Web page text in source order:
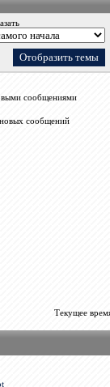
сообщениями
сообщений
Текущее